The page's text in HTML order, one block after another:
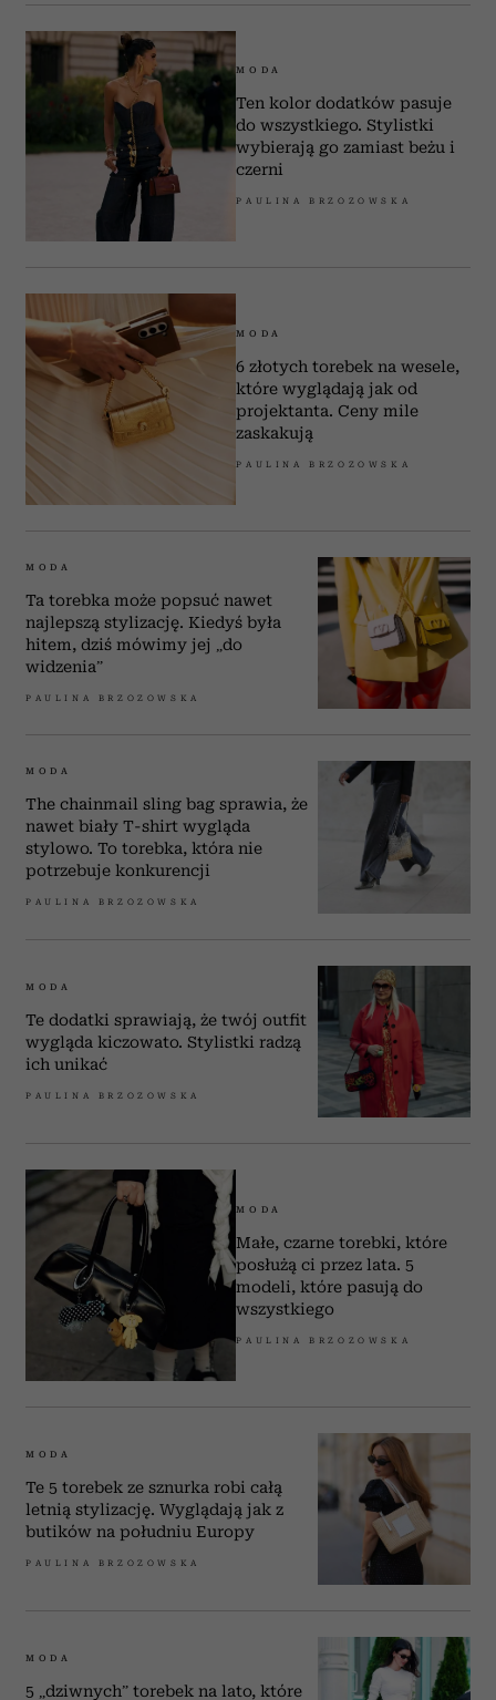
MODA
Ten kolor dodatków pasuje
do wszystkiego. Stylistki
wybierają go zamiast beżu i
czerni
PAULINA BRZOZOWSKA
MODA
6 złotych torebek na wesele,
które wyglądają jak od
projektanta. Ceny mile
zaskakują
PAULINA BRZOZOWSKA
MODA
Ta torebka może popsuć nawet
najlepszą stylizację. Kiedyś była
hitem, dziś mówimy jej „do
widzenia”
PAULINA BRZOZOWSKA
MODA
The chainmail sling bag sprawia, że
nawet biały T-shirt wygląda
stylowo. To torebka, która nie
potrzebuje konkurencji
PAULINA BRZOZOWSKA
MODA
Te dodatki sprawiają, że twój outfit
wygląda kiczowato. Stylistki radzą
ich unikać
PAULINA BRZOZOWSKA
MODA
Małe, czarne torebki, które
posłużą ci przez lata. 5
modeli, które pasują do
wszystkiego
PAULINA BRZOZOWSKA
MODA
Te 5 torebek ze sznurka robi całą
letnią stylizację. Wyglądają jak z
butików na południu Europy
PAULINA BRZOZOWSKA
MODA
5 „dziwnych” torebek na lato, które